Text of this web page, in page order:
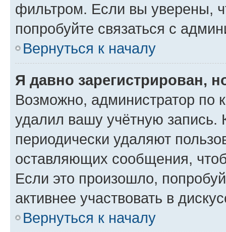
фильтром. Если вы уверены,
попробуйте связаться с
Вернуться к началу
Я давно зарегистрирован,
Возможно, администратор по
удалил вашу учётную запись.
периодически удаляют
оставляющих сообщения,
Если это произошло,
активнее участвовать в
Вернуться к началу